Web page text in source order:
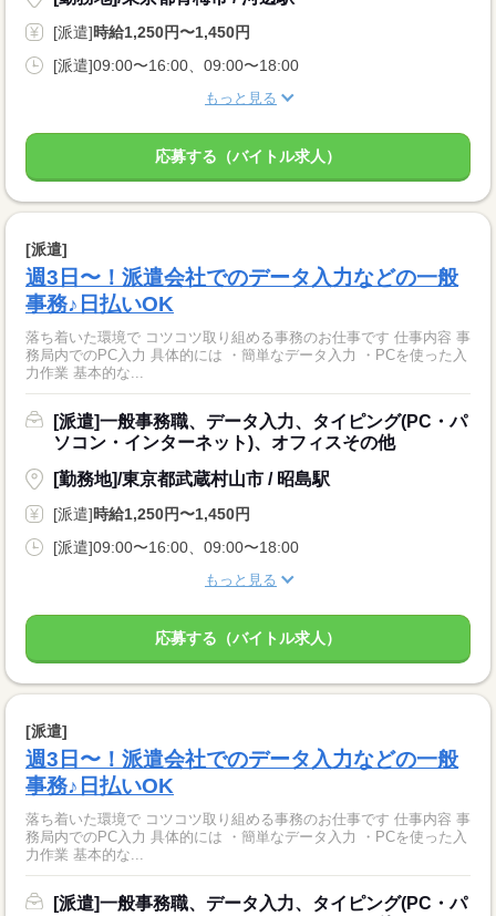
[派遣]時給1,250円〜1,450円
[派遣]09:00〜16:00、09:00〜18:00
もっと見る
応募する（バイトル求人）
[派遣]
週3日〜！派遣会社でのデータ入力などの一般
事務♪日払いOK
落ち着いた環境で コツコツ取り組める事務のお仕事です 仕事内容 事
務局内でのPC入力 具体的には ・簡単なデータ入力 ・PCを使った入
力作業 基本的な...
[派遣]一般事務職、データ入力、タイピング(PC・パ
ソコン・インターネット)、オフィスその他
[勤務地]/東京都武蔵村山市 / 昭島駅
[派遣]時給1,250円〜1,450円
[派遣]09:00〜16:00、09:00〜18:00
もっと見る
応募する（バイトル求人）
[派遣]
週3日〜！派遣会社でのデータ入力などの一般
事務♪日払いOK
落ち着いた環境で コツコツ取り組める事務のお仕事です 仕事内容 事
務局内でのPC入力 具体的には ・簡単なデータ入力 ・PCを使った入
力作業 基本的な...
[派遣]一般事務職、データ入力、タイピング(PC・パ